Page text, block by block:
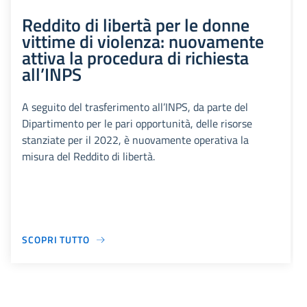
Reddito di libertà per le donne
vittime di violenza: nuovamente
attiva la procedura di richiesta
all’INPS
A seguito del trasferimento all’INPS, da parte del
Dipartimento per le pari opportunità, delle risorse
stanziate per il 2022, è nuovamente operativa la
misura del Reddito di libertà.
SCOPRI TUTTO